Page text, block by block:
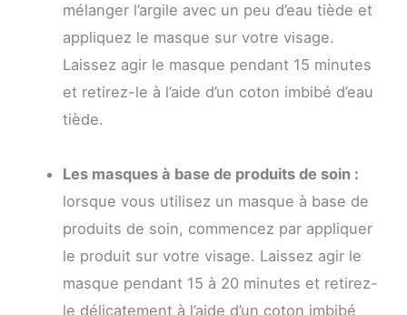
mélanger l’argile avec un peu d’eau tiède et
appliquez le masque sur votre visage.
Laissez agir le masque pendant 15 minutes
et retirez-le à l’aide d’un coton imbibé d’eau
tiède.
Les masques à base de produits de soin :
lorsque vous utilisez un masque à base de
produits de soin, commencez par appliquer
le produit sur votre visage. Laissez agir le
masque pendant 15 à 20 minutes et retirez-
le délicatement à l’aide d’un coton imbibé